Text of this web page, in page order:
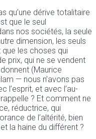
qu’une dérive totalitaire
que le seul
nos sociétés, la seule
dimension, les seuls
que les choses qui
prix, qui ne se vendent
(Maurice
— nous n’avons pas
l’esprit, et avec l’au-
? Et comment ne
réductrice, qui
de l’altérité, bien
la haine du différent ?